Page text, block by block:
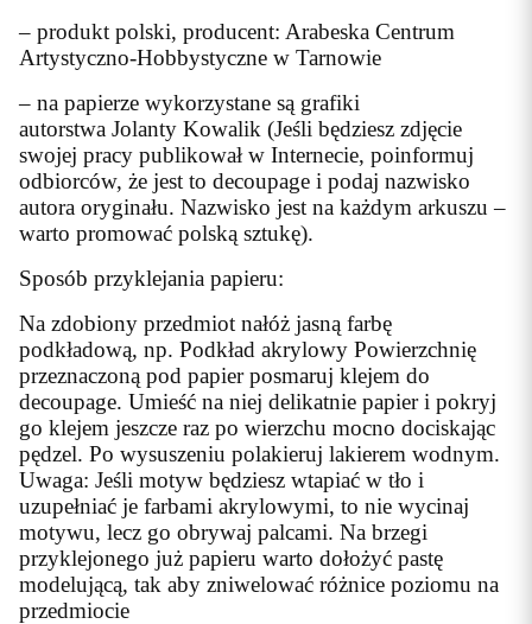
– produkt polski, producent: Arabeska Centrum
Artystyczno-Hobbystyczne w Tarnowie
– na papierze wykorzystane są grafiki
autorstwa Jolanty Kowalik (Jeśli będziesz zdjęcie
swojej pracy publikował w Internecie, poinformuj
odbiorców, że jest to decoupage i podaj nazwisko
autora oryginału. Nazwisko jest na każdym arkuszu –
warto promować polską sztukę).
Sposób przyklejania papieru:
Na zdobiony przedmiot nałóż jasną farbę
podkładową, np. Podkład akrylowy Powierzchnię
przeznaczoną pod papier posmaruj klejem do
decoupage. Umieść na niej delikatnie papier i pokryj
go klejem jeszcze raz po wierzchu mocno dociskając
pędzel. Po wysuszeniu polakieruj lakierem wodnym.
Uwaga: Jeśli motyw będziesz wtapiać w tło i
uzupełniać je farbami akrylowymi, to nie wycinaj
motywu, lecz go obrywaj palcami. Na brzegi
przyklejonego już papieru warto dołożyć pastę
modelującą, tak aby zniwelować różnice poziomu na
przedmiocie